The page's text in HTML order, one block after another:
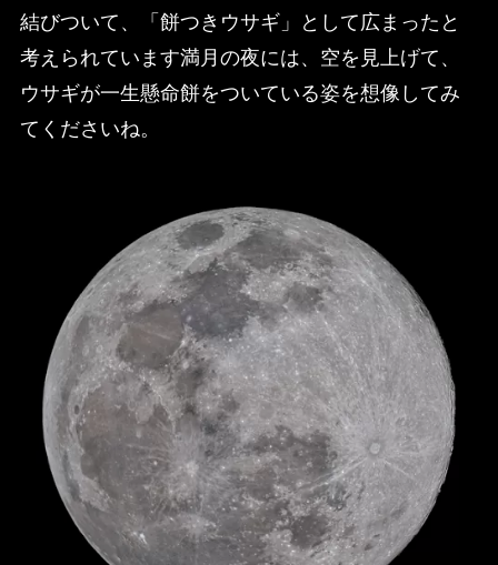
結びついて、「餅つきウサギ」として広まったと
考えられています満月の夜には、空を見上げて、
ウサギが一生懸命餅をついている姿を想像してみ
てくださいね。